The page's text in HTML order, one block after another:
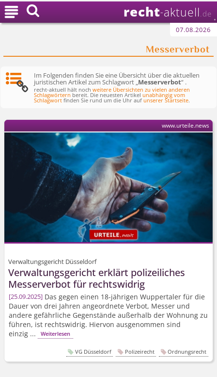
recht-aktuell .de
07.08.2026
Messerverbot

Im Folgenden finden Sie eine Übersicht über die aktuellen
juristischen Artikel zum Schlagwort „Messerverbot“ .
recht-aktuell hält nochweitere Übersichten zu vielen anderen
Schlagwörtern bereit. Die neuesten Artikelunabhängig vom
Schlagwort finden Sie rund um die Uhr aufunserer Startseite.
Verwaltungsgericht Düsseldorf
Verwaltungsgericht erklärt polizeiliches
Messerverbot für rechtswidrig
25.09.2025 Das gegen einen 18-jährigen Wuppertaler für die
Dauer von drei Jahren angeordnete Verbot, Messer und
andere gefährliche Gegenstände außerhalb der Wohnung zu
führen, ist rechtswidrig. Hiervon ausgenommen sind
einzig ...
Weiterlesen
www.urteile.news
VG Düsseldorf Polizeirecht Ordnungsrecht